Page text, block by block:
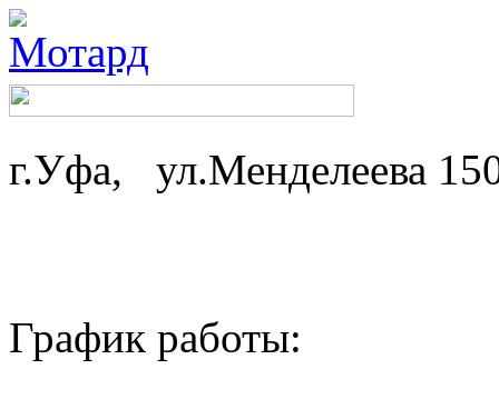
г.Уфа, ул.Менделеева
График работы: